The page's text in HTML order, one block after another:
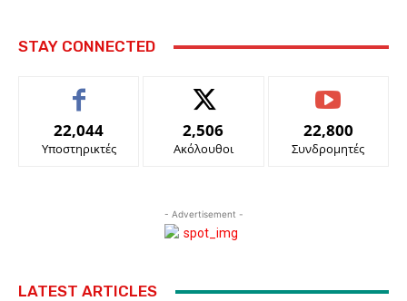
STAY CONNECTED
22,044
Υποστηρικτές
2,506
Ακόλουθοι
22,800
Συνδρομητές
- Advertisement -
LATEST ARTICLES